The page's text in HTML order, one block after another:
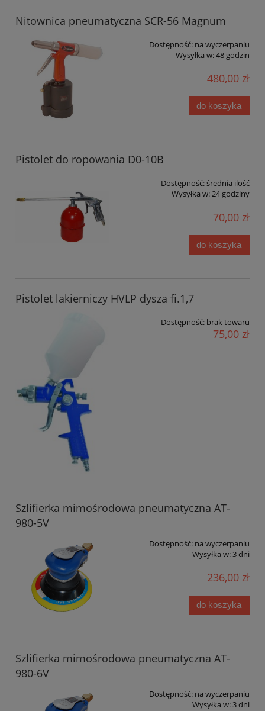
Nitownica pneumatyczna SCR-56 Magnum
Dostępność: na wyczerpaniu
Wysyłka w:48 godzin
480,00 zł
do koszyka
Pistolet do ropowania D0-10B
Dostępność:średnia ilość
Wysyłka w:24 godziny
70,00 zł
do koszyka
Pistolet lakierniczy HVLP dysza fi.1,7
Dostępność: brak towaru
75,00 zł
Szlifierka mimośrodowa pneumatyczna AT-
980-5V
Dostępność: na wyczerpaniu
Wysyłka w:3 dni
236,00 zł
do koszyka
Szlifierka mimośrodowa pneumatyczna AT-
980-6V
Dostępność: na wyczerpaniu
Wysyłka w:3 dni